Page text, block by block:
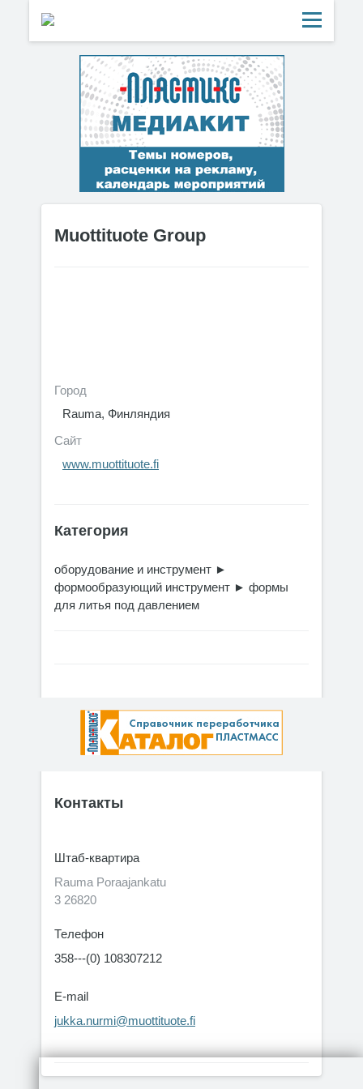
Muottituote Group
Город
Rauma, Финляндия
Сайт
www.muottituote.fi
Категория
оборудование и инструмент ►
формообразующий инструмент ► формы
для литья под давлением
Контакты
Штаб-квартира
Rauma Poraajankatu
3 26820
Телефон
358---(0) 108307212
E-mail
jukka.nurmi@muottituote.fi